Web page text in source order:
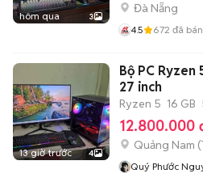
hôm qua 3
Đà Nẵng
4.5 672 đã bán
13 giờ trước 4
Bộ PC
27 inch
Ryzen 5 16 GB
12.800.000
Quảng Nam (
Quý Phước